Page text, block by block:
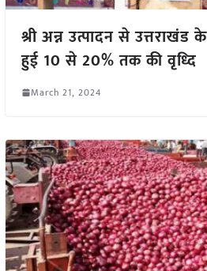
श्री अन्न उत्पादन से
हुई 10 से 20% तक की वृध्दि
March 21, 2024